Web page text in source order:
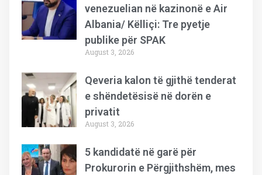
venezuelian në kazinonë e Air
Albania/ Këlliçi: Tre pyetje
publike për SPAK
August 3, 2026
Qeveria kalon të gjithë tenderat
e shëndetësisë në dorën e
privatit
August 3, 2026
5 kandidatë në garë për
Prokurorin e Përgjithshëm, mes